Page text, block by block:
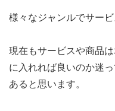
様々なジャンルでサー
現在もサービスや商品
に入れれば良いのか迷
あると思います。